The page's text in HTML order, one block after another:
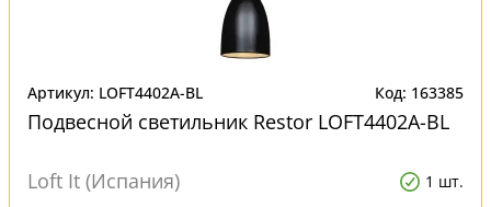
Артикул: LOFT4402A-BL Код: 163385
Подвесной светильник Restor LOFT4402A-BL
Loft It (Испания) 1 шт.